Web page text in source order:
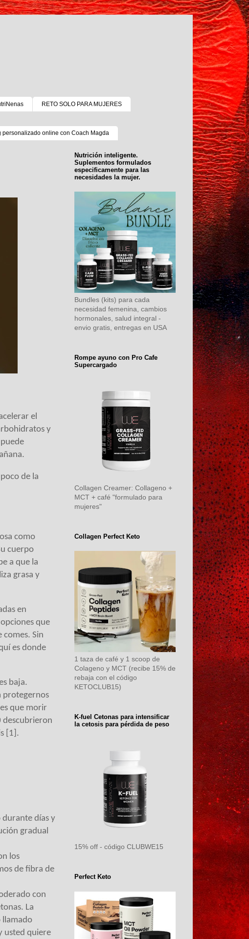
RETO SOLO PARA MUJERES
personalizado online con Coach Magda
el
y
de la
como
cuerpo
a que la
grasa y
en
que
comes. Sin
es donde
baja.
protegernos
que morir
descubrieron
[1].
durante días y
gradual
los
de fibra de
con
La
llamado
usted quiere
Nutrición inteligente.
Suplementos formulados
especificamente para las
necesidades la mujer.
Bundles (kits) para cada
necesidad femenina, cambios
hormonales, salud integral -
envio gratis, entregas en USA
Rompe ayuno con Pro Cafe
Supercargado
Collagen Creamer: Collageno +
MCT + café "formulado para
mujeres"
Collagen Perfect Keto
1 taza de café y 1 scoop de
Colageno y MCT (recibe 15% de
rebaja con el código
KETOCLUB15)
K-fuel Cetonas para intensificar
la cetosis para pérdida de peso
15% off - código CLUBWE15
Perfect Keto